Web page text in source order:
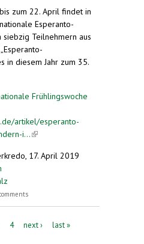
zum 22. April findet in
Esperanto-
Teilnehmern aus
in diesem Jahr zum 35.
Frühlingswoche
artikel/esperanto-
i...(link is external)
17. April 2019
aus acht Ländern in
4 next › last »